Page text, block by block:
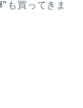
も買ってきま